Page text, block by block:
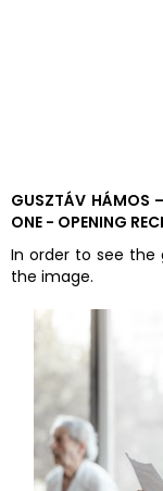
GUSZTÁV HÁMOS
ONE - OPENING
In order to see the
the image.